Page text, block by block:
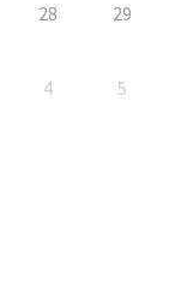
28 29
4 5